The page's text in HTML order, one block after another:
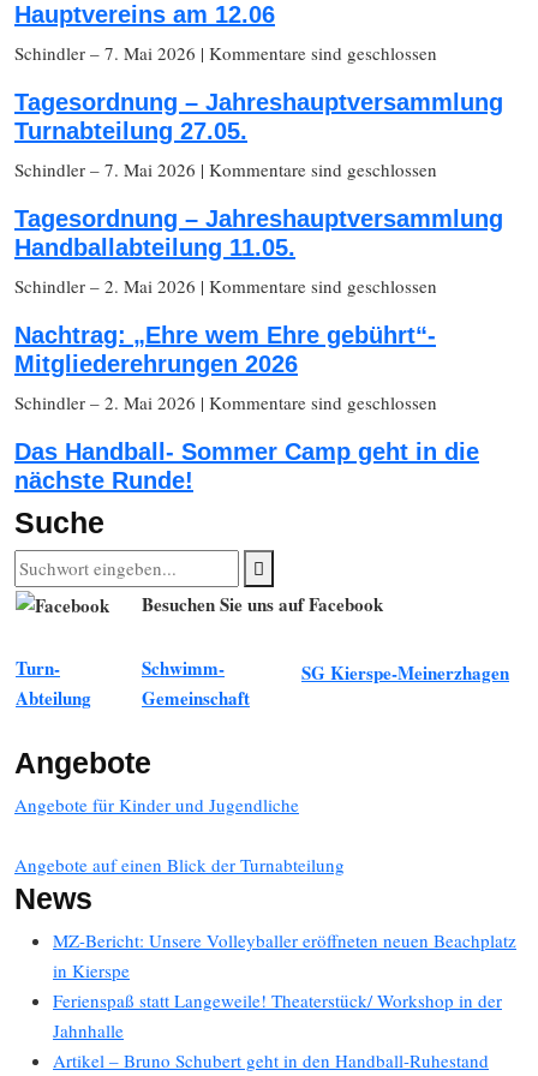
Hauptvereins am 12.06
Schindler – 7. Mai 2026 | Kommentare sind geschlossen
Tagesordnung – Jahreshauptversammlung
Turnabteilung 27.05.
Schindler – 7. Mai 2026 | Kommentare sind geschlossen
Tagesordnung – Jahreshauptversammlung
Handballabteilung 11.05.
Schindler – 2. Mai 2026 | Kommentare sind geschlossen
Nachtrag: „Ehre wem Ehre gebührt“-
Mitgliederehrungen 2026
Schindler – 2. Mai 2026 | Kommentare sind geschlossen
Das Handball- Sommer Camp geht in die
nächste Runde!
Suche
Besuchen Sie uns auf Facebook
Turn-
Abteilung
Schwimm-
Gemeinschaft
SG Kierspe-Meinerzhagen
Angebote
Angebote für Kinder und Jugendliche
Angebote auf einen Blick der Turnabteilung
News
MZ-Bericht: Unsere Volleyballer eröffneten neuen Beachplatz
in Kierspe
Ferienspaß statt Langeweile! Theaterstück/ Workshop in der
Jahnhalle
Artikel – Bruno Schubert geht in den Handball-Ruhestand